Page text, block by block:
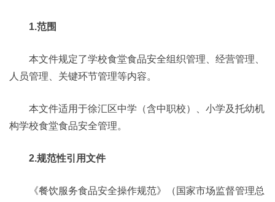
1.范围
本文件规定了学校食堂食品安全组织管理、经营管理、
人员管理、关键环节管理等内容。
本文件适用于徐汇区中学（含中职校）、小学及托幼机
构学校食堂食品安全管理。
2.规范性引用文件
《餐饮服务食品安全操作规范》（国家市场监督管理总